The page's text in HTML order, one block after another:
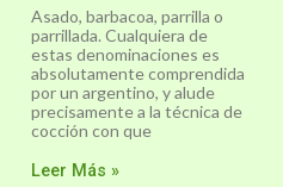
Asado, barbacoa, parrilla o
parrillada. Cualquiera de
estas denominaciones es
absolutamente comprendida
por un argentino, y alude
precisamente a la técnica de
cocción con que
Leer Más »